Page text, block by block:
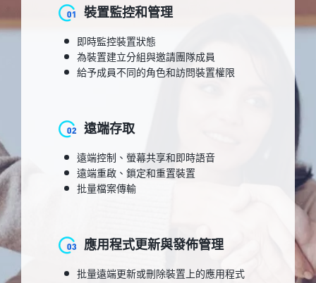
裝置監控和管理
即時監控裝置狀態
為裝置建立分組與邀請團隊成員
給予成員不同的角色和訪問裝置權限
遠端存取
遠端控制、螢幕共享和即時語音
遠端重啟、鎖定和重置裝置
批量檔案傳輸
應用程式更新與發佈管理
批量遠端更新或刪除裝置上的應用程式